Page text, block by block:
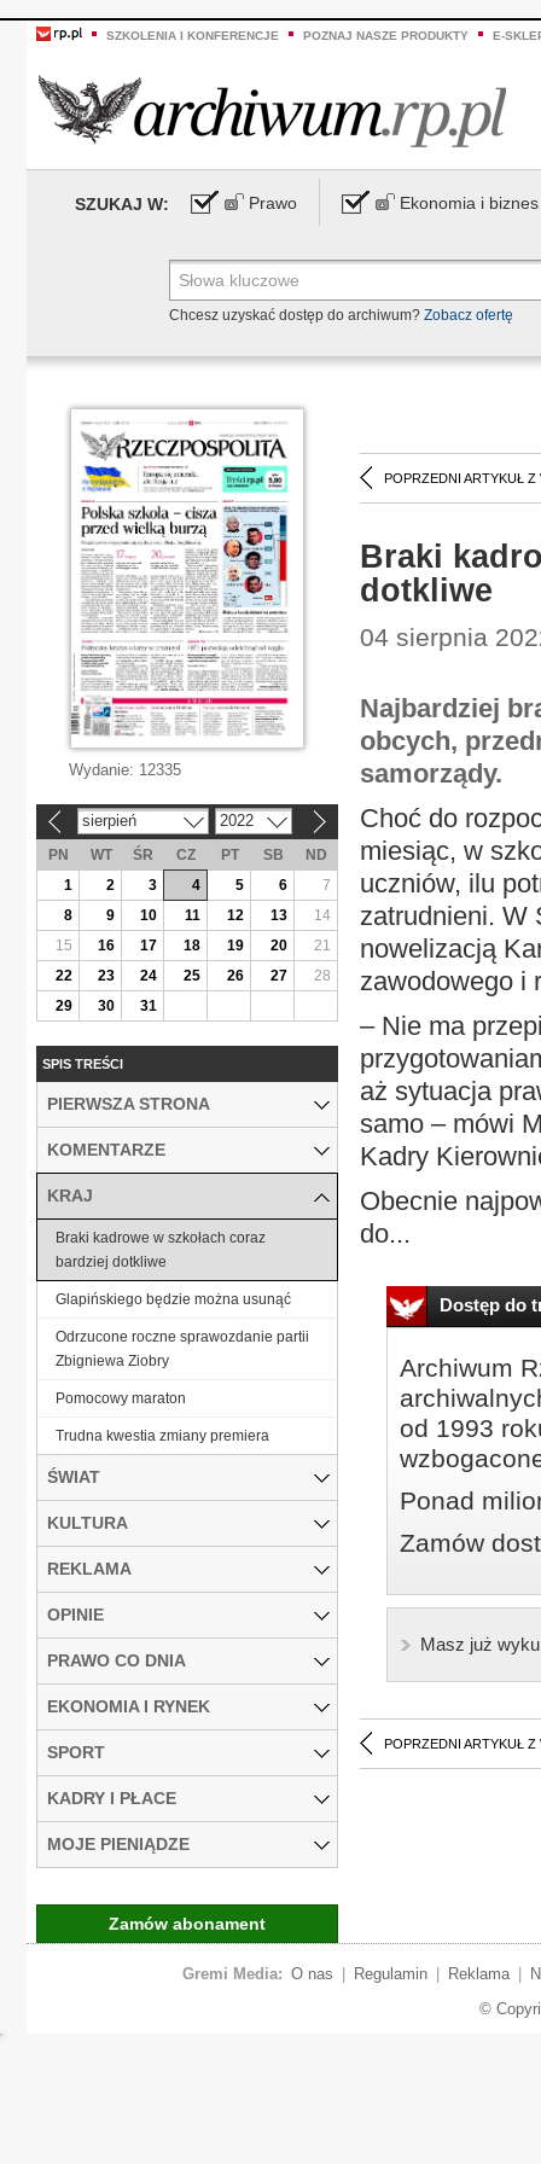
SZKOLENIA I KONFERENCJE POZNAJ NASZE PRODUKTY E-
SZUKAJ W: Prawo Ekonomia i biznes
Chcesz uzyskać dostęp do archiwum? Zobacz ofertę
POPRZEDNI ARTYKUŁ Z
Braki
dotkliwe
04 sierpnia
Najbardziej
obcych,
samorządy.
Choć do
miesiąc, w
uczniów, ilu
zatrudnieni. W
nowelizacją
zawodowego i
– Nie ma
aż sytuacja
samo – mówi
Kadry
Obecnie
do...
Dostęp do
Archiwum
od 1993
Ponad
Zamów
Masz już
POPRZEDNI ARTYKUŁ Z
Wydanie: 12335
sierpień 2022
PN WT ŚR CZ PT SB
ND
1
2 3 4 5 6
7
8
9 10 11 12 13
14
15
16 17 18 19 20
21
22
23 24 25 26 27
28
29
30 31
SPIS TREŚCI
PIERWSZA STRONA
KOMENTARZE
KRAJ
Braki kadrowe w szkołach coraz
bardziej dotkliwe
Glapińskiego będzie można usunąć
Odrzucone roczne sprawozdanie partii
Zbigniewa Ziobry
Pomocowy maraton
Trudna kwestia zmiany premiera
ŚWIAT
KULTURA
REKLAMA
OPINIE
PRAWO CO DNIA
EKONOMIA I RYNEK
SPORT
KADRY I PŁACE
MOJE PIENIĄDZE
Zamów abonament
Gremi Media: O nas Regulamin Reklama
©